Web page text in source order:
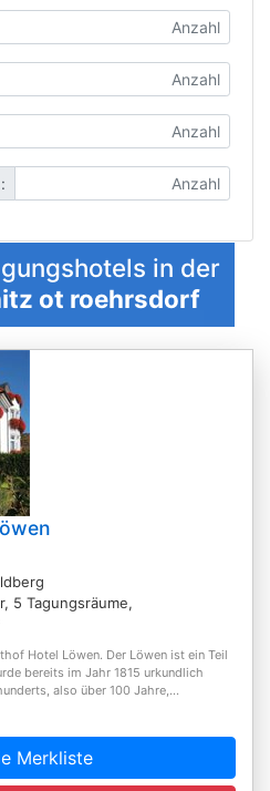
in der
ot roehrsdorf
5 Tagungsräume,
Hotel Löwen. Der Löwen ist ein Teil
bereits im Jahr 1815 urkundlich
also über 100 Jahre,...
Merkliste